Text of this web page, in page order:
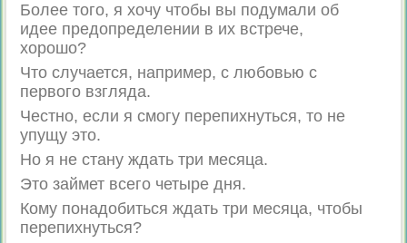
Более того, я хочу чтобы вы подумали об
идее предопределении в их встрече,
хорошо?
Что случается, например, с любовью с
первого взгляда.
Честно, если я смогу перепихнуться, то не
упущу это.
Но я не стану ждать три месяца.
Это займет всего четыре дня.
Кому понадобиться ждать три месяца, чтобы
перепихнуться?